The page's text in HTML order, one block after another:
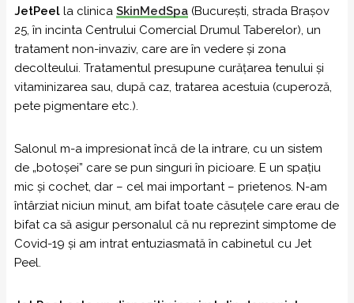
JetPeel la clinica SkinMedSpa (București, strada Brașov
25, în incinta Centrului Comercial Drumul Taberelor), un
tratament non-invaziv, care are în vedere și zona
decolteului. Tratamentul presupune curățarea tenului și
vitaminizarea sau, după caz, tratarea acestuia (cuperoză,
pete pigmentare etc.).
Salonul m-a impresionat încă de la intrare, cu un sistem
de „botoșei” care se pun singuri în picioare. E un spațiu
mic și cochet, dar – cel mai important – prietenos. N-am
întârziat niciun minut, am bifat toate căsuțele care erau de
bifat ca să asigur personalul că nu reprezint simptome de
Covid-19 și am intrat entuziasmată în cabinetul cu Jet
Peel.